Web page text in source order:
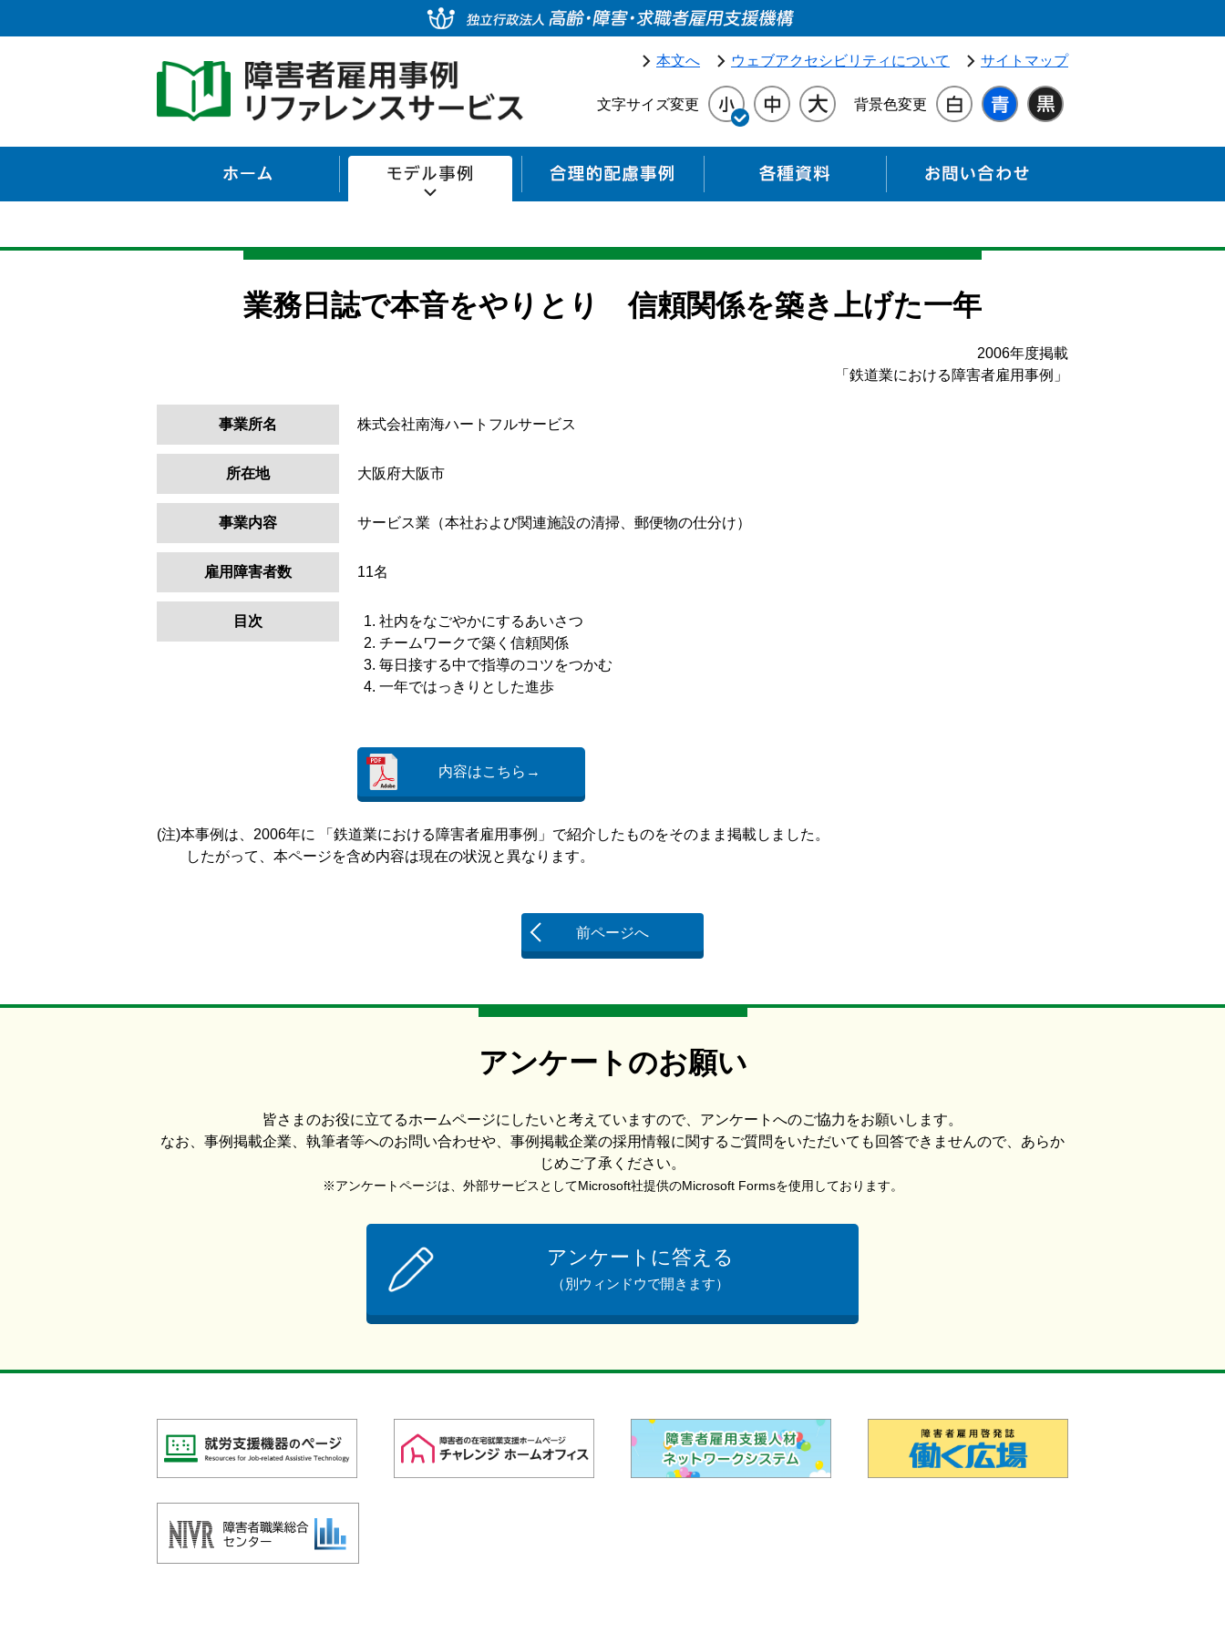
本文へ ウェブアクセシビリティについて サイトマップ
文字サイズ変更 背景色変更
モデル事例 合理的配慮事例 各種資料
業務日誌で本音をやりとり 信頼関係を築き上げた一年
2006年度掲載
「鉄道業における障害者雇用事例」
事業所名 株式会社南海ハートフルサービス
所在地 大阪府大阪市
事業内容 サービス業（本社および関連施設の清掃、郵便物の仕分け）
雇用障害者数 11名
目次
社内をなごやかにするあいさつ
チームワークで築く信頼関係
毎日接する中で指導のコツをつかむ
一年ではっきりとした進歩
内容はこちら→
(注)本事例は、2006年に 「鉄道業における障害者雇用事例」で紹介したものをそのまま掲載しました。
したがって、本ページを含め内容は現在の状況と異なります。
前ページへ
アンケートのお願い
皆さまのお役に立てるホームページにしたいと考えていますので、アンケートへのご協力をお願いします。
なお、事例掲載企業、執筆者等へのお問い合わせや、事例掲載企業の採用情報に関するご質問をいただいても回答できませんので、あらか
じめご了承ください。
※アンケートページは、外部サービスとしてMicrosoft社提供のMicrosoft Formsを使用しております。
アンケートに答える
（別ウィンドウで開きます）